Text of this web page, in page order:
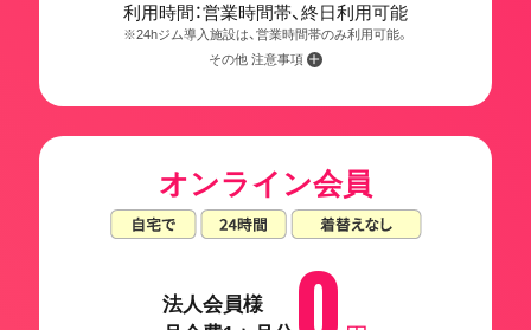
利用時間：営業時間帯、終日利用可能
※24hジム導入施設は、営業時間帯のみ利用可能。
その他 注意事項
オンライン会員
法人会員様